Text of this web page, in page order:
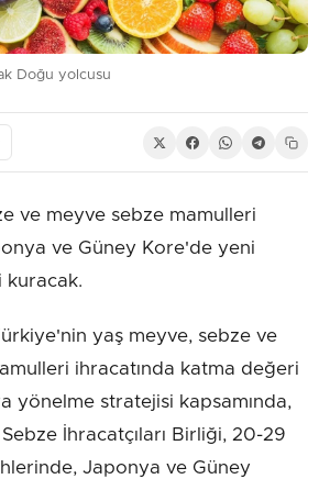
Doğu yolcusu
ve meyve sebze mamulleri
ve Güney Kore'de yeni
yaş meyve, sebze ve
ihracatında katma değeri
yönelme stratejisi kapsamında,
İhracatçıları Birliği, 20-29
Japonya ve Güney